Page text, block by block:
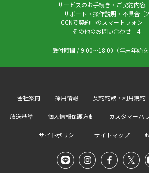
サービスのお手続き・ご契約内容
サポート・操作説明・不具合［2
CCNで契約中のスマートフォン［
その他のお問い合わせ［4］
受付時間 / 9:00～18:00（年末年始を
会社案内 採用情報 契約約款・利用規約
放送基準 個人情報保護方針 カスタマーハ
サイトポリシー サイトマップ